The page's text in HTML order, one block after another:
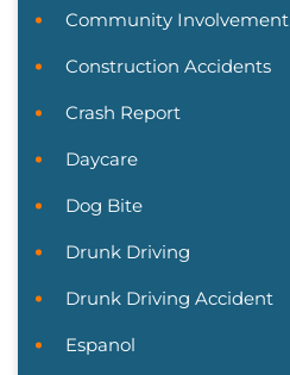
Community Involvement
Construction Accidents
Crash Report
Daycare
Dog Bite
Drunk Driving
Drunk Driving Accident
Espanol